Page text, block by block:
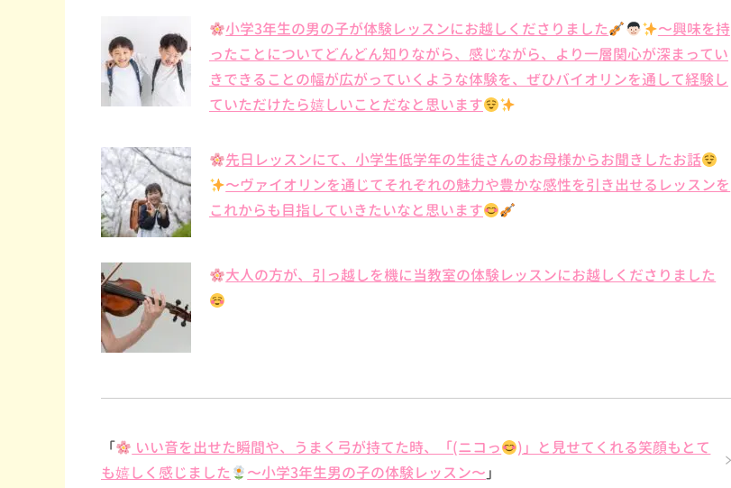
小学3年生の男の子が体験レッスンにお越しくださりました
〜興味を持
ったことについてどんどん知りながら、感じながら、より一層関心が深まってい
きできることの幅が広がっていくような体験を、ぜひバイオリンを通して経験し
ていただけたら嬉しいことだなと思います
先日レッスンにて、小学生低学年の生徒さんのお母様からお聞きしたお話
〜ヴァイオリンを通じてそれぞれの魅力や豊かな感性を引き出せるレッスンを
これからも目指していきたいなと思います
大人の方が、引っ越しを機に当教室の体験レッスンにお越しくださりました
「 いい音を出せた瞬間や、うまく弓が持てた時、「(ニコっ
)」と見せてくれる笑顔もとて
も嬉しく感じました
〜小学3年生男の子の体験レッスン〜 」